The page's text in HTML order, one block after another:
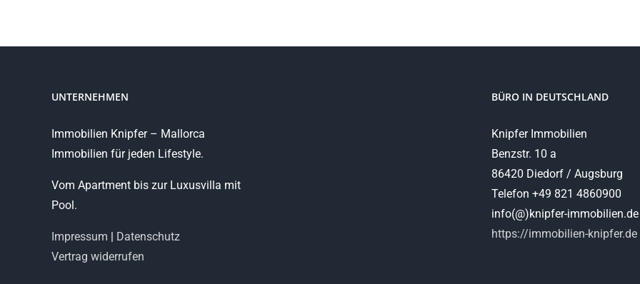
UNTERNEHMEN
Immobilien Knipfer – Mallorca
Immobilien für jeden Lifestyle.
Vom Apartment bis zur Luxusvilla mit
Pool.
Impressum | Datenschutz
Vertrag widerrufen
BÜRO IN DEUTSCHLAND
Knipfer Immobilien
Benzstr. 10 a
86420 Diedorf / Augsburg
Telefon +49 821 4860900
info(@)knipfer-immobilien.de
https://immobilien-knipfer.de